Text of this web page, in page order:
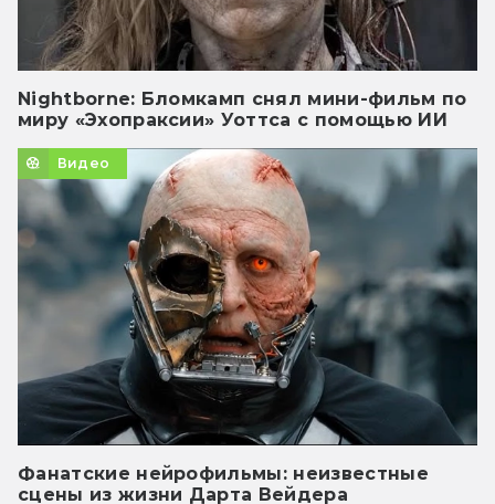
Nightborne: Бломкамп снял мини-фильм по
миру «Эхопраксии» Уоттса с помощью ИИ
Видео
Фанатские нейрофильмы: неизвестные
сцены из жизни Дарта Вейдера